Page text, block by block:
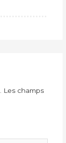
Les champs